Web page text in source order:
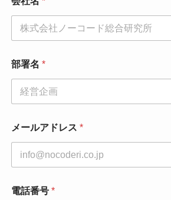
部署名 *
メールアドレス *
電話番号 *